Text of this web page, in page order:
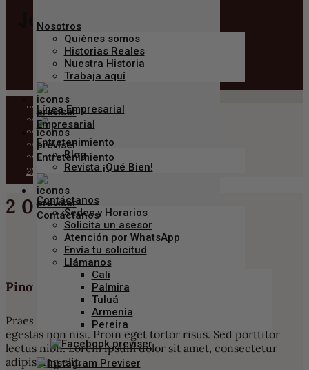
Nosotros
Quiénes somos
Historias Reales
Nuestra Historia
Trabaja aquí
Línea Empresarial
Entretenimiento
Blog
Revista ¡Qué Bien!
Contáctanos
Sedes y Horarios
Solicita un asesor
Atención por WhatsApp
Envía tu solicitud
Llámanos
Cali
Palmira
Tuluá
Armenia
Pereira
Join Our Wine Club
Learn More
2012
2013
2014
2015
2016
2017
2020 VINTAGE
Pinot Noir
Praesent sapien massa, convallis a pellentesque nec,
egestas non nisi. Proin eget tortor risus. Sed porttitor
lectus nibh. Lorem ipsum dolor sit amet, consectetur
adipiscing elit.